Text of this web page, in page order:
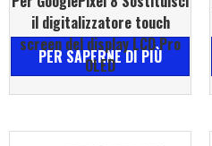
il digitalizzatore touch
screen del display LCD Pro
OLED
PER SAPERNE DI PIÙ